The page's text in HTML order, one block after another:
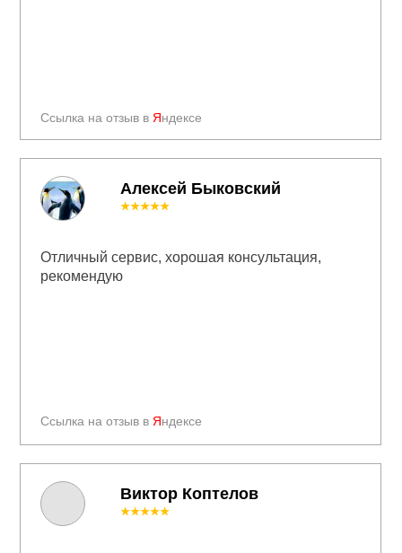
Ссылка на отзыв в Яндексе
Алексей Быковский
Ссылка на отзыв в Яндексе
★★★★★
Отличный сервис, хорошая консультация,
рекомендую
★★★★★
Виктор Коптелов